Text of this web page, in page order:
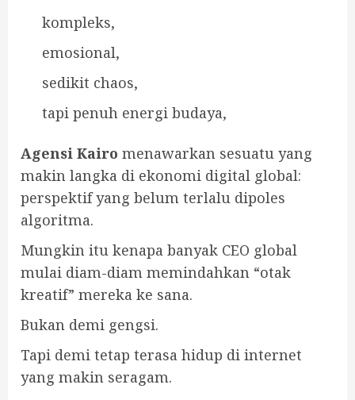
kompleks,
emosional,
sedikit chaos,
tapi penuh energi budaya,
Agensi Kairo menawarkan sesuatu yang
makin langka di ekonomi digital global:
perspektif yang belum terlalu dipoles
algoritma.
Mungkin itu kenapa banyak CEO global
mulai diam-diam memindahkan “otak
kreatif” mereka ke sana.
Bukan demi gengsi.
Tapi demi tetap terasa hidup di internet
yang makin seragam.